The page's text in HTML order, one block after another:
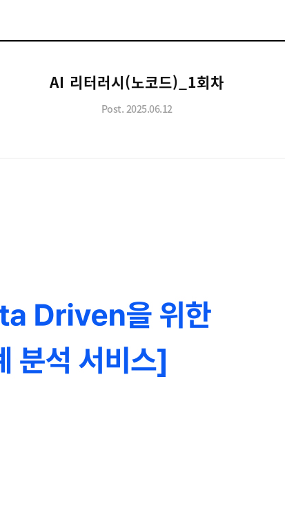
AI 리터러시(노코드)_1회차
Post. 2025.06.12